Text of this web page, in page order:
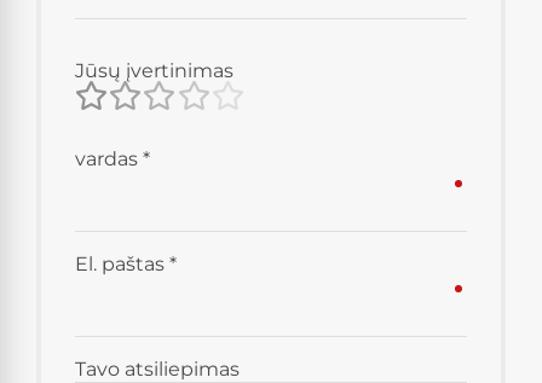
Jūsų įvertinimas
Tavo atsiliepimas
vardas *
El. paštas *